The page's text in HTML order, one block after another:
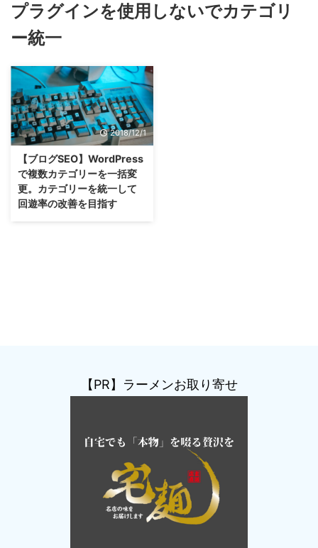
プラグインを使用しないでカテゴリ
ー統一
2018/12/1
【ブログSEO】WordPress
で複数カテゴリーを一括変
更。カテゴリーを統一して
回遊率の改善を目指す
【PR】ラーメンお取り寄せ